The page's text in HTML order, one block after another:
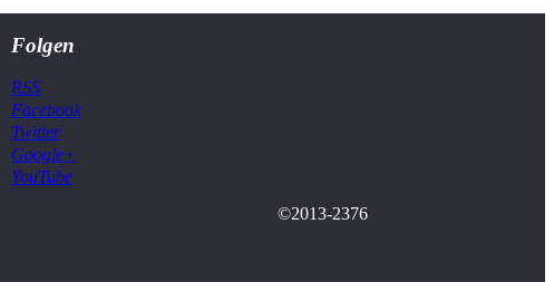
Folgen
RSS
Facebook
Twitter
Google+
YouTube
©2013-2376